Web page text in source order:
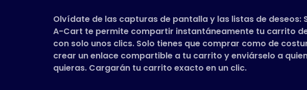
Olvídate de las capturas de pantalla y las listas de deseos:
A-Cart te permite compartir instantáneamente tu carrito
con solo unos clics. Solo tienes que comprar como de
crear un enlace compartible a tu carrito y enviárselo a
quieras. Cargarán tu carrito exacto en un clic.